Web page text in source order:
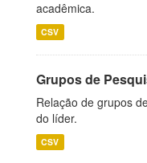
acadêmica.
CSV
Grupos de
Relação de grupos
do líder.
CSV